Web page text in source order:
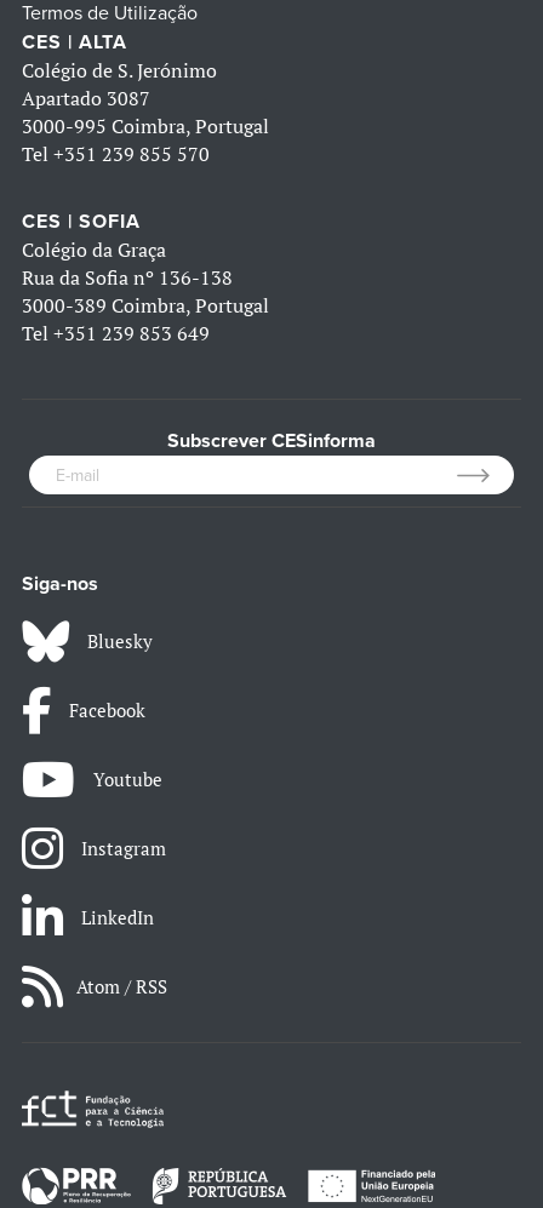
Termos de Utilização
CES | ALTA
Colégio de S. Jerónimo
Apartado 3087
3000-995 Coimbra, Portugal
Tel +351 239 855 570
CES | SOFIA
Colégio da Graça
Rua da Sofia nº 136-138
3000-389 Coimbra, Portugal
Tel +351 239 853 649
Subscrever CESinforma
Siga-nos
Bluesky
Facebook
Youtube
Instagram
LinkedIn
Atom / RSS